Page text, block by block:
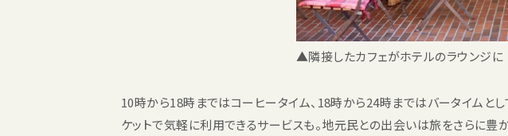
▲隣接したカフェがホテルのラウンジに
10時から18時まではコーヒータイム、18時から24時まではバータイムとし
ケットで気軽に利用できるサービスも。地元民との出会いは旅をさらに豊か